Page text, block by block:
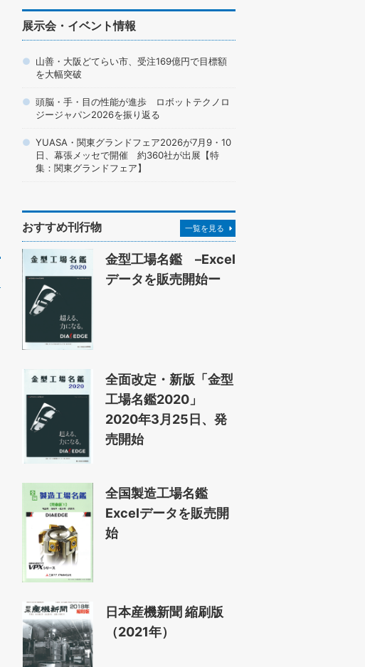
展示会・イベント情報
山善・大阪どてらい市、受注169億円で目標額
を大幅突破
頭脳・手・目の性能が進歩 ロボットテクノロ
ジージャパン2026を振り返る
YUASA・関東グランドフェア2026が7月9・10
日、幕張メッセで開催 約360社が出展【特
集：関東グランドフェア】
おすすめ刊行物 一覧を見る
金型工場名鑑 –Excel
データを販売開始ー
全面改定・新版「金型
工場名鑑2020」
2020年3月25日、発
売開始
全国製造工場名鑑
Excelデータを販売開
始
日本産機新聞 縮刷版
（2021年）